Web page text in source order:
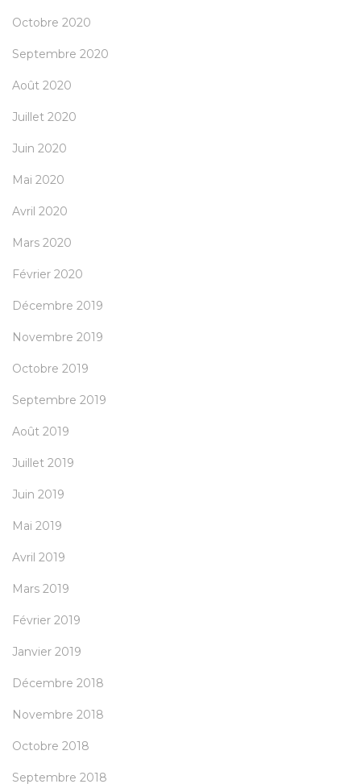
Octobre 2020
Septembre 2020
Août 2020
Juillet 2020
Juin 2020
Mai 2020
Avril 2020
Mars 2020
Février 2020
Décembre 2019
Novembre 2019
Octobre 2019
Septembre 2019
Août 2019
Juillet 2019
Juin 2019
Mai 2019
Avril 2019
Mars 2019
Février 2019
Janvier 2019
Décembre 2018
Novembre 2018
Octobre 2018
Septembre 2018